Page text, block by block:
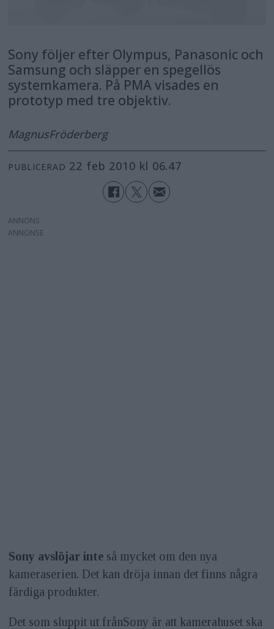
Sony följer efter Olympus, Panasonic och
Samsung och släpper en spegellös
systemkamera. På PMA visades en
prototyp med tre objektiv.
MagnusFröderberg
PUBLICERAD 22 feb 2010 kl 06.47
ANNONS
Sony avslöjar inte så mycket om den nya
kameraserien. Det kan dröja innan det finns några
färdiga produkter.
Det som sluppit ut frånSony är att kamerahuset ska